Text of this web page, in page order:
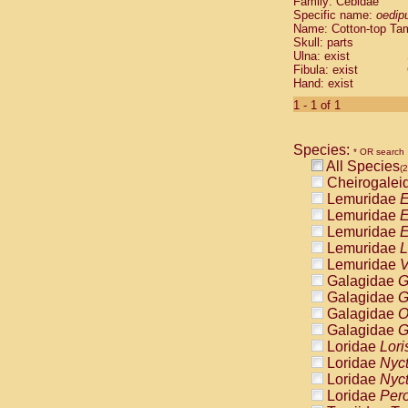
Cebidae
Cebidae
Cebidae
Cebidae
Cebidae
Cebidae
Cebidae
Cebidae
Cebidae
Cebidae
Cebidae
Cebidae
Atelidae
Atelidae
Atelidae
Atelidae
Atelidae
Atelidae
Atelidae
Atelidae
Atelidae
Atelidae
Pitheciidae
Specific name:
Name: Cotton-top
Skull: parts
Ulna: exist
Fibula: exist
Hand: exist
1 - 1 of 1
Species: * OR search
All Species
Lemuridae
Lemuridae
Lemuridae
Lemuridae
Lemuridae
Galagidae
Galagidae
Galagidae
Galagidae
Loridae
Loridae
Loridae
Loridae